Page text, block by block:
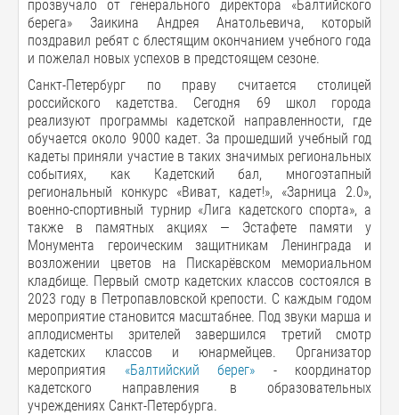
прозвучало от генерального директора «Балтийского
берега» Заикина Андрея Анатольевича, который
поздравил ребят с блестящим окончанием учебного года
и пожелал новых успехов в предстоящем сезоне.
Санкт-Петербург по праву считается столицей
российского кадетства. Сегодня 69 школ города
реализуют программы кадетской направленности, где
обучается около 9000 кадет. За прошедший учебный год
кадеты приняли участие в таких значимых региональных
событиях, как Кадетский бал, многоэтапный
региональный конкурс «Виват, кадет!», «Зарница 2.0»,
военно-спортивный турнир «Лига кадетского спорта», а
также в памятных акциях — Эстафете памяти у
Монумента героическим защитникам Ленинграда и
возложении цветов на Пискарёвском мемориальном
кладбище. Первый смотр кадетских классов состоялся в
2023 году в Петропавловской крепости. С каждым годом
мероприятие становится масштабнее. Под звуки марша и
аплодисменты зрителей завершился третий смотр
кадетских классов и юнармейцев. Организатор
мероприятия «Балтийский берег» - координатор
кадетского направления в образовательных
учреждениях Санкт-Петербурга.